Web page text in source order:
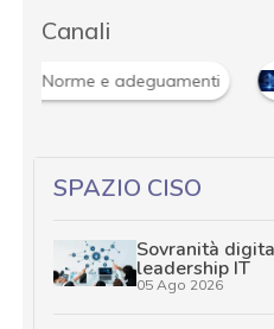
Canali
Norme e adeguamenti
SPAZIO CISO
Sovranità
leadership IT
05 Ago 2026